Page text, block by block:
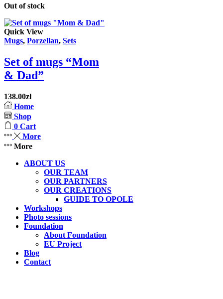
Out of stock
Quick View
Mugs, Porzellan, Sets
Set of mugs “Mom
& Dad”
138.00zł
Home
Shop
0 Cart
More
More
ABOUT US
OUR TEAM
OUR PARTNERS
OUR CREATIONS
GUIDE TO OPOLE
Workshops
Photo sessions
Foundation
About Foundation
EU Project
Blog
Contact